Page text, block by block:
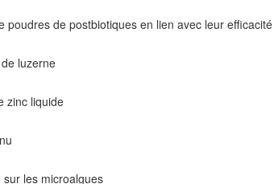
poudres de postbiotiques en lien avec leur efficacité
luzerne
zinc liquide
les microalgues